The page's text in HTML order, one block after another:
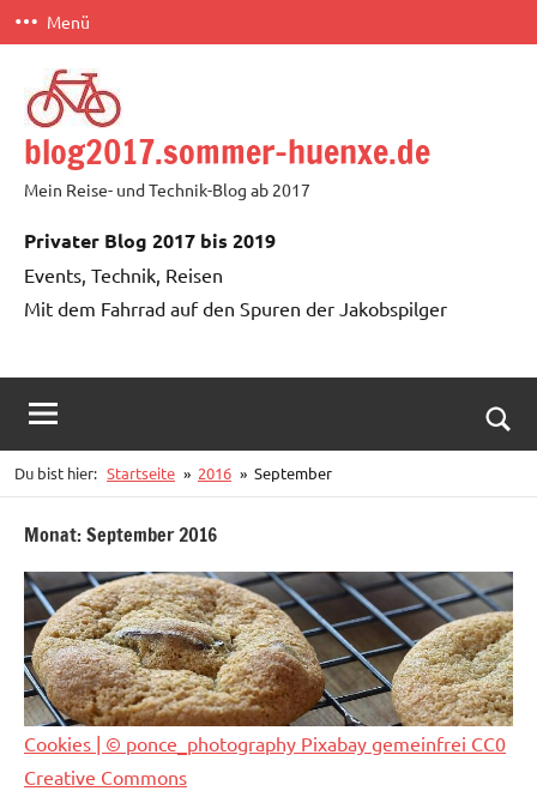
Zum
Inhalt
springen
Menü
blog2017.sommer-huenxe.de
Mein Reise- und Technik-Blog ab 2017
Privater Blog 2017 bis 2019
Events, Technik, Reisen
Mit dem Fahrrad auf den Spuren der Jakobspilger
Du bist hier: Startseite 2016 September
Monat:September 2016
Cookies | © ponce_photography Pixabay gemeinfrei CC0
Creative Commons